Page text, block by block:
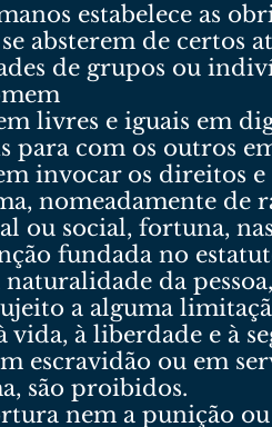
estabelece as
absterem de certos
de grupos ou
livres e iguais em
para com os outros
invocar os direitos
nomeadamente de
ou social, fortuna,
fundada no
da
a alguma
à liberdade e à
escravidão ou em
são proibidos.
nem a punição